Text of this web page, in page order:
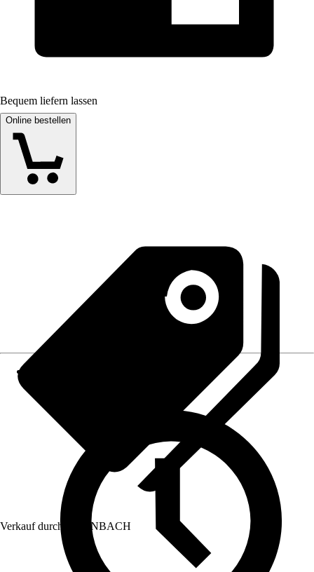
Bequem liefern lassen
Online bestellen
Verkauf durch: HORNBACH